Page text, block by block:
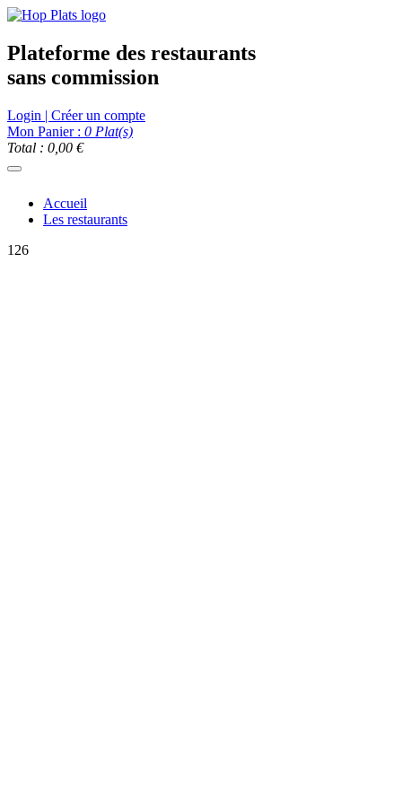
Plateforme des restaurants
sans commission
Login | Créer un compte
Mon Panier : 0 Plat(s)
Total : 0,00 €
Accueil
Les restaurants
126